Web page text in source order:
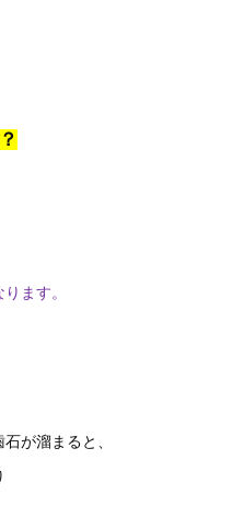
ます。
が溜まると、